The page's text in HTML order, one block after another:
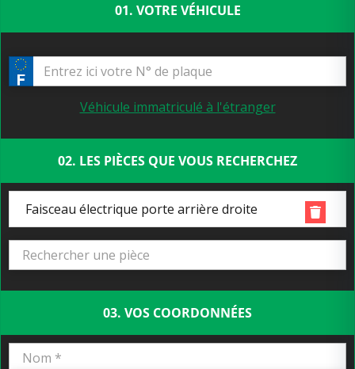
01. VOTRE VÉHICULE
Véhicule immatriculé à l'étranger
02. LES PIÈCES QUE VOUS RECHERCHEZ
Faisceau électrique porte arrière droite
03. VOS COORDONNÉES